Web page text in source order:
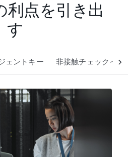
利点を引き出
す
ェントキー 非接触チェックイン